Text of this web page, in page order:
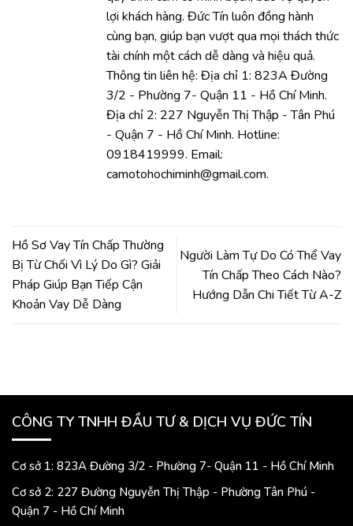
lợi khách hàng. Đức Tín luôn đồng hành
cùng bạn, giúp bạn vượt qua mọi thách thức
tài chính một cách dễ dàng và hiệu quả.
Thông tin liên hệ: Địa chỉ 1: 823A Đường
3/2 - Phường 7- Quận 11 - Hồ Chí Minh.
Địa chỉ 2: 227 Nguyễn Thị Thập - Tân Phú
- Quận 7 - Hồ Chí Minh. Hotline:
0918419999. Email:
camotohochiminh@gmail.com.
Hồ Sơ Vay Tín Chấp Thường
Bị Từ Chối Vì Lý Do Gì? Giải
Pháp Giúp Bạn Tiếp Cận
Khoản Vay Dễ Dàng
Người Làm Tự Do Có Thể Vay
Tín Chấp Theo Cách Nào?
Hướng Dẫn Chi Tiết Từ A-Z
CÔNG TY TNHH ĐẦU TƯ & DỊCH VỤ ĐỨC TÍN
Cơ sở 1: 823A Đường 3/2 - Phường 7- Quận 11 - Hồ Chí Minh
Cơ sở 2: 227 Đường Nguyễn Thị Thập - Phường Tân Phú -
Quận 7 - Hồ Chí Minh